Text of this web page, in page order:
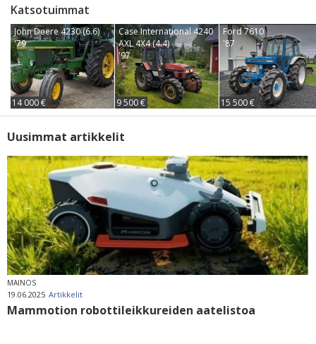
Katsotuimmat
John Deere 4230 (6.6)
'79
14 000 €
Case International 4240
AXL 4X4 (4.4)
'97
9 500 €
Ford 7610
'87
15 500 €
Uusimmat artikkelit
MAINOS
19.06.2025 Artikkelit
Mammotion robottileikkureiden aatelistoa